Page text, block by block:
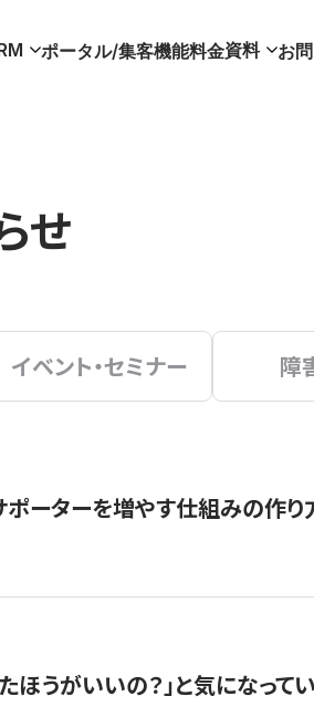
ポータル/集客機能料金資料 お
せ
イベント・セミナー 障
サポーターを増やす仕組みの
たほうがいいの？」と気になっ